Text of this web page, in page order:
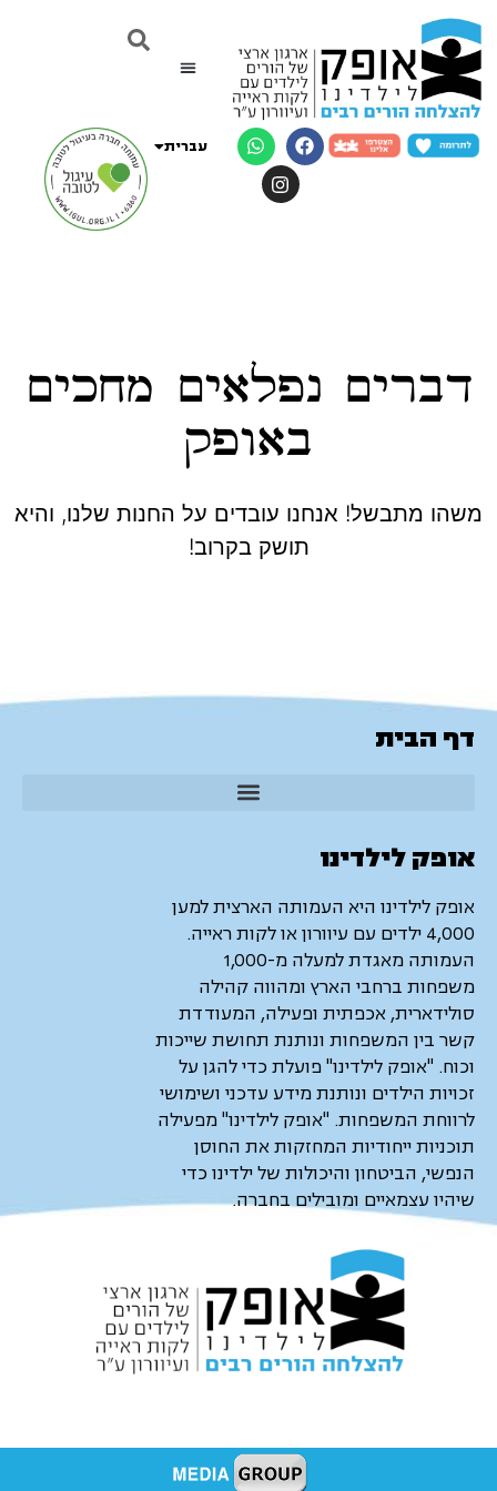
עברית
العربية
דברים נפלאים מחכים
באופק
משהו מתבשל! אנחנו עובדים על החנות שלנו, והיא
תושק בקרוב!
דף הבית
אופק לילדינו
אופק לילדינו היא העמותה הארצית למען
4,000 ילדים עם עיוורון או לקות ראייה.
העמותה מאגדת למעלה מ-1,000
משפחות ברחבי הארץ ומהווה קהילה
סולידארית, אכפתית ופעילה, המעודדת
קשר בין המשפחות ונותנת תחושת שייכות
וכוח. "אופק לילדינו" פועלת כדי להגן על
זכויות הילדים ונותנת מידע עדכני ושימושי
לרווחת המשפחות. "אופק לילדינו" מפעילה
תוכניות ייחודיות המחזקות את החוסן
הנפשי, הביטחון והיכולות של ילדינו כדי
שיהיו עצמאיים ומובילים בחברה.